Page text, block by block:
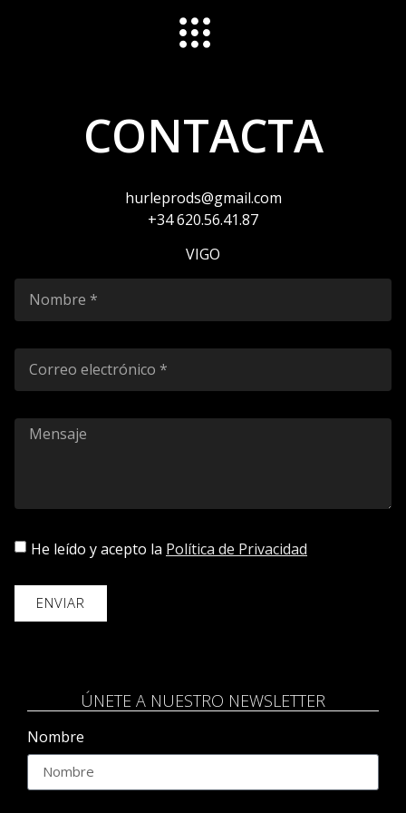
CONTACTA
hurleprods@gmail.com
+34 620.56.41.87
VIGO
He leído y acepto la Política de Privacidad
ENVIAR
ÚNETE A NUESTRO NEWSLETTER
Nombre